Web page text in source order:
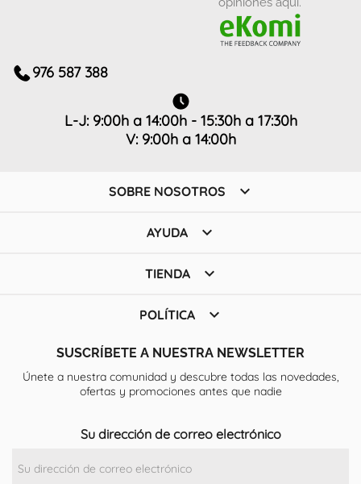
976 587 388
L-J: 9:00h a 14:00h - 15:30h a 17:30h
V: 9:00h a 14:00h
SOBRE NOSOTROS 
AYUDA 
TIENDA 
POLÍTICA 
SUSCRÍBETE A NUESTRA NEWSLETTER
Únete a nuestra comunidad y descubre todas las novedades,
ofertas y promociones antes que nadie
Su dirección de correo electrónico